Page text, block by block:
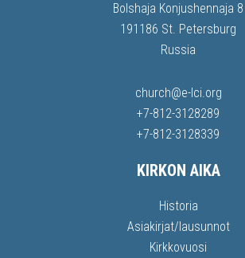
Bolshaja Konjushennaja 8
191186 St. Petersburg
Russia
church@e-lci.org
+7-812-3128289
+7-812-3128339
KIRKON AIKA
Historia
Asiakirjat/lausunnot
Kirkkovuosi